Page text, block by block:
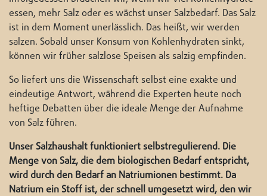
essen, mehr Salz oder es wächst unser Salzbedarf. Das Salz
ist in dem Moment unerlässlich. Das heißt, wir werden
salzen. Sobald unser Konsum von Kohlenhydraten sinkt,
können wir früher salzlose Speisen als salzig empfinden.
So liefert uns die Wissenschaft selbst eine exakte und
eindeutige Antwort, während die Experten heute noch
heftige Debatten über die ideale Menge der Aufnahme
von Salz führen.
Unser Salzhaushalt funktioniert selbstregulierend. Die
Menge von Salz, die dem biologischen Bedarf entspricht,
wird durch den Bedarf an Natriumionen bestimmt. Da
Natrium ein Stoff ist, der schnell umgesetzt wird, den wir